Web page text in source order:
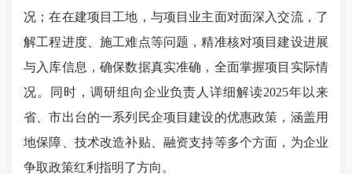
况；在在建项目工地，与项目业主面对面深入交流，了
解工程进度、施工难点等问题，精准核对项目建设进展
与入库信息，确保数据真实准确，全面掌握项目实际情
况。同时，调研组向企业负责人详细解读2025年以来
省、市出台的一系列民企项目建设的优惠政策，涵盖用
地保障、技术改造补贴、融资支持等多个方面，为企业
争取政策红利指明了方向。